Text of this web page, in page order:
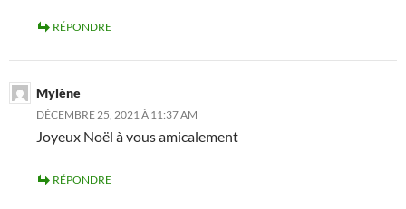
RÉPONDRE
Mylène
DÉCEMBRE 25, 2021 À 11:37 AM
Joyeux Noël à vous amicalement
RÉPONDRE